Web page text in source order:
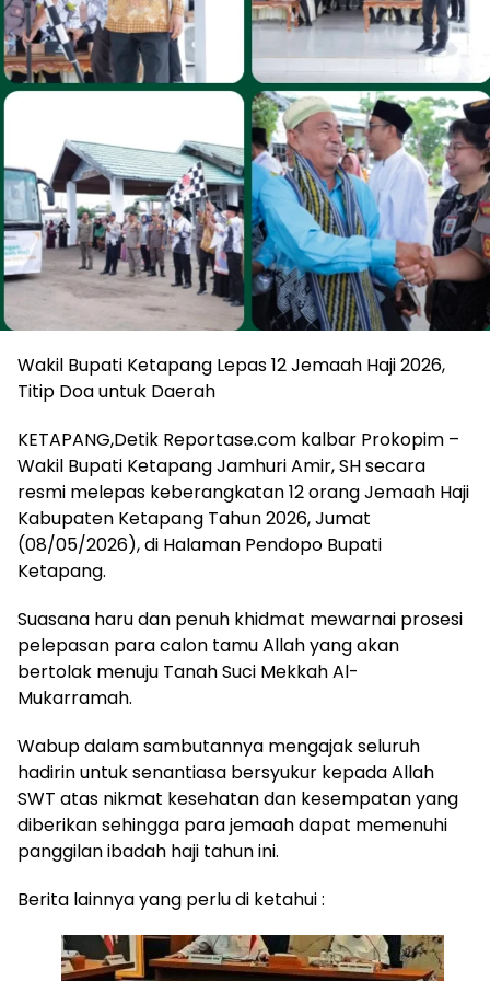
Wakil Bupati Ketapang Lepas 12 Jemaah Haji 2026,
Titip Doa untuk Daerah
KETAPANG,Detik Reportase.com kalbar Prokopim –
Wakil Bupati Ketapang Jamhuri Amir, SH secara
resmi melepas keberangkatan 12 orang Jemaah Haji
Kabupaten Ketapang Tahun 2026, Jumat
(08/05/2026), di Halaman Pendopo Bupati
Ketapang.
Suasana haru dan penuh khidmat mewarnai prosesi
pelepasan para calon tamu Allah yang akan
bertolak menuju Tanah Suci Mekkah Al-
Mukarramah.
Wabup dalam sambutannya mengajak seluruh
hadirin untuk senantiasa bersyukur kepada Allah
SWT atas nikmat kesehatan dan kesempatan yang
diberikan sehingga para jemaah dapat memenuhi
panggilan ibadah haji tahun ini.
Berita lainnya yang perlu di ketahui :